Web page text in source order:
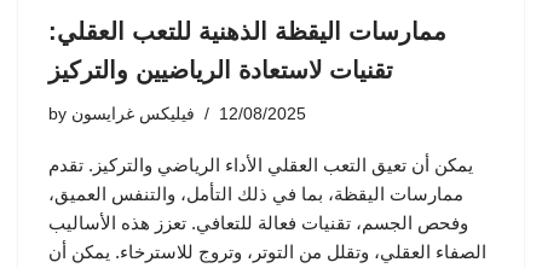
ممارسات اليقظة الذهنية للتعب العقلي:
تقنيات لاستعادة الرياضيين والتركيز
by فيليكس غرايسون 12/08/2025
يمكن أن تعيق التعب العقلي الأداء الرياضي والتركيز. تقدم
ممارسات اليقظة، بما في ذلك التأمل، والتنفس العميق،
وفحص الجسم، تقنيات فعالة للتعافي. تعزز هذه الأساليب
الصفاء العقلي، وتقلل من التوتر، وتروج للاسترخاء. يمكن أن